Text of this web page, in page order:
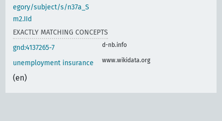
egory/subject/s/n37a_S
m2.IId
EXACTLY MATCHING CONCEPTS
gnd:4137265-7
d-nb.info
unemployment insurance
(en)
www.wikidata.org